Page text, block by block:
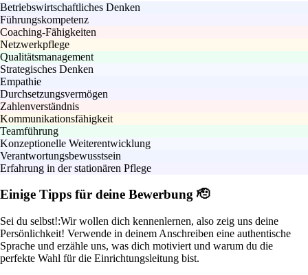
Betriebswirtschaftliches Denken
Führungskompetenz
Coaching-Fähigkeiten
Netzwerkpflege
Qualitätsmanagement
Strategisches Denken
Empathie
Durchsetzungsvermögen
Zahlenverständnis
Kommunikationsfähigkeit
Teamführung
Konzeptionelle Weiterentwicklung
Verantwortungsbewusstsein
Erfahrung in der stationären Pflege
Einige Tipps für deine Bewerbung 🫡
Sei du selbst!:Wir wollen dich kennenlernen, also zeig uns deine
Persönlichkeit! Verwende in deinem Anschreiben eine authentische
Sprache und erzähle uns, was dich motiviert und warum du die
perfekte Wahl für die Einrichtungsleitung bist.